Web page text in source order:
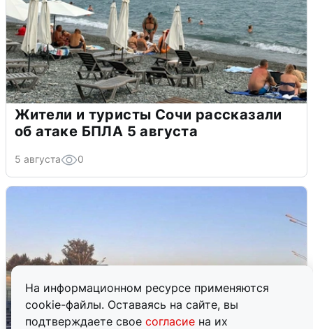
На информационном ресурсе применяются
cookie-файлы. Оставаясь на сайте, вы
подтверждаете свое согласие на их
Жители и туристы Сочи рассказали
об атаке БПЛА 5 августа
5 августа 0